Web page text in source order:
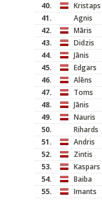
40.
Kristaps
41.
Agnis
42.
Māris
43.
Didzis
44.
Jānis
45.
Edgars
46.
Alēns
47.
Toms
48.
Jānis
49.
Nauris
50.
Rihards
51.
Andris
52.
Zintis
53.
Kaspars
54.
Baiba
55.
Imants